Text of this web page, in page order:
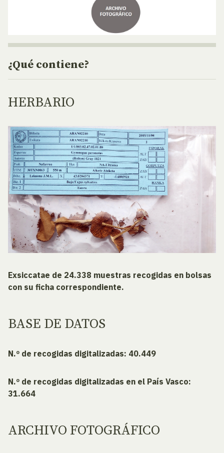
¿Qué contiene?
HERBARIO
Exsiccatae de 24.338 muestras recogidas en bolsas
con su ficha correspondiente.
BASE DE DATOS
N.º de recogidas digitalizadas: 40.449
N.º de recogidas digitalizadas en el País Vasco:
31.664
ARCHIVO FOTOGRÁFICO